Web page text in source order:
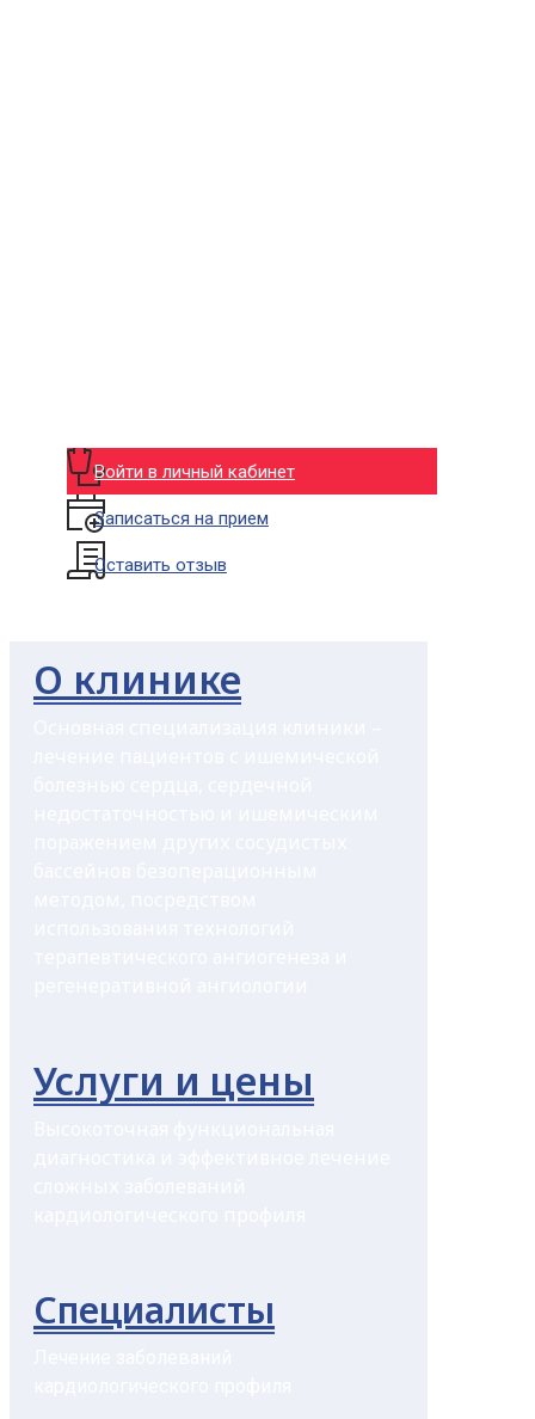
Войти в личный кабинет
Записаться на прием
Оставить отзыв
О клинике
Услуги и цены
Специалисты